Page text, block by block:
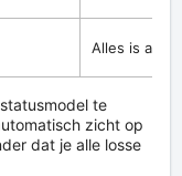
Alles is
te
zicht op
dat je alle losse